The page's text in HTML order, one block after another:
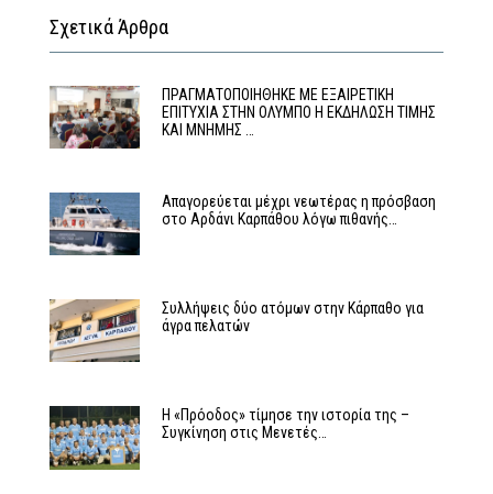
Σχετικά Άρθρα
ΠΡΑΓΜΑΤΟΠΟΙΗΘΗΚΕ ΜΕ ΕΞΑΙΡΕΤΙΚΗ
ΕΠΙΤΥΧΙΑ ΣΤΗΝ ΟΛΥΜΠΟ Η ΕΚΔΗΛΩΣΗ ΤΙΜΗΣ
ΚΑΙ ΜΝΗΜΗΣ …
Απαγορεύεται μέχρι νεωτέρας η πρόσβαση
στο Αρδάνι Καρπάθου λόγω πιθανής…
Συλλήψεις δύο ατόμων στην Κάρπαθο για
άγρα πελατών
Η «Πρόοδος» τίμησε την ιστορία της –
Συγκίνηση στις Μενετές…